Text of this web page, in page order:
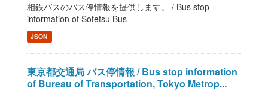
相鉄バスのバス停情報を提供します。 / Bus stop
information of Sotetsu Bus
JSON
東京都交通局 バス停情報 / Bus stop information
of Bureau of Transportation, Tokyo Metrop...